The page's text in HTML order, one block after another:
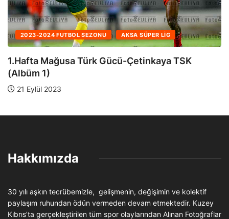
2024-2025 FUTBOL SEZONU A2 LIGLERI
28.Hafta Lapta TBSK-Küçük Kaymaklı TSK
19 Nisan 2025
Hakkımızda
30 yılı aşkın tecrübemizle, gelişmenin, değişimin ve kolektif
paylaşım ruhundan ödün vermeden devam etmektedir. Kuzey
Kıbrıs’ta gerçekleştirilen tüm spor olaylarından Alınan Fotoğraflar